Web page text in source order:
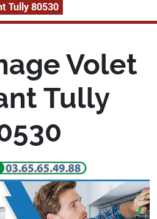
Tully 80530
Volet
Tully